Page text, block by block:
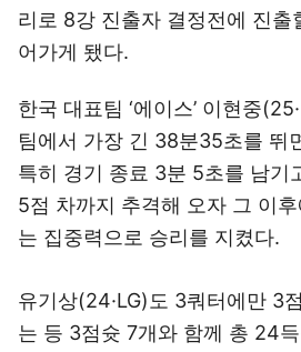
리로 8강 진출자 결정전에 진출
어가게 됐다.
한국 대표팀 ‘에이스’ 이현중
팀에서 가장 긴 38분35초를 뛰
특히 경기 종료 3분 5초를 남기
5점 차까지 추격해 오자 그 이
는 집중력으로 승리를 지켰다.
유기상(24·LG)도 3쿼터에만 3
는 등 3점슛 7개와 함께 총 24